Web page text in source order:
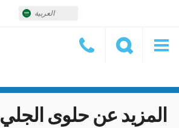
العربية
المزيد عن حلوى الجلي